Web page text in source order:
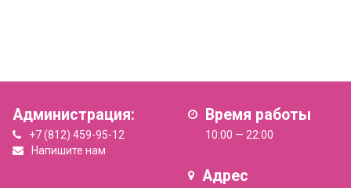
Администрация:
+7 (812) 459-95-12
Напишите нам
Время работы
10:00 — 22:00
Адрес